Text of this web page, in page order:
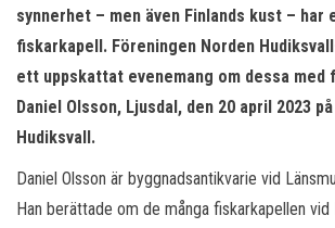
synnerhet – men även Finlands kust – har
fiskarkapell. Föreningen Norden
ett uppskattat evenemang om dessa med
Daniel Olsson, Ljusdal, den 20 april 2023
Hudiksvall.
Daniel Olsson är byggnadsantikvarie vid
Han berättade om de många fiskarkapellen vid